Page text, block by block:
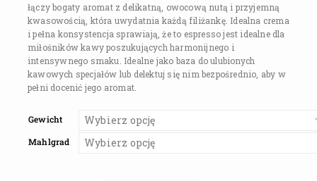
łączy bogaty aromat z delikatną, owocową nutą i przyjemną
kwasowością, która uwydatnia każdą filiżankę. Idealna crema
i pełna konsystencja sprawiają, że to espresso jest idealne dla
miłośników kawy poszukujących harmonijnego i
intensywnego smaku. Idealne jako baza do ulubionych
kawowych specjałów lub delektuj się nim bezpośrednio, aby w
pełni docenić jego aromat.
Gewicht
Mahlgrad